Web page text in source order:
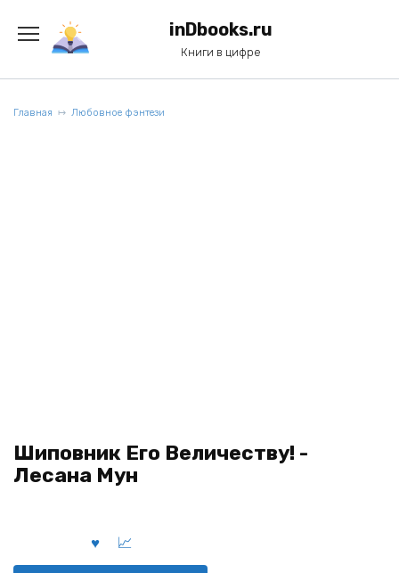
содержанию
inDbooks.ru
Книги в цифре
Главная Любовное фэнтези
Шиповник Его Величеству! -
Лесана Мун